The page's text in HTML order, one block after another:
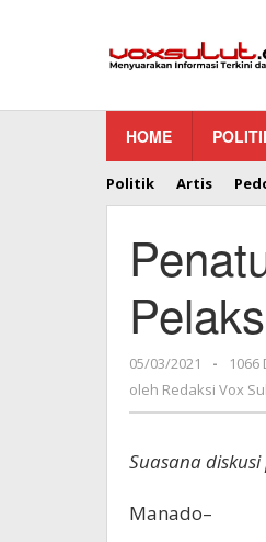
HOME
Politik Artis
05/03/2021
oleh
Redaksi
-
1066
oleh Redaksi Vox
Suasana
Manado–